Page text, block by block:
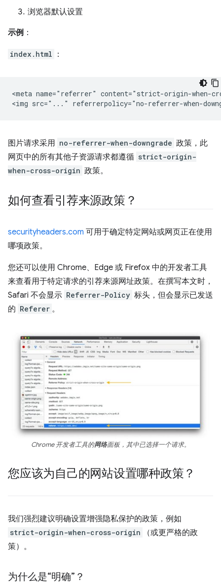
浏览器默认设置
示例 ：
index.html ：
<meta name="referrer" content="strict-origin-when-
图片请求采用 no-referrer-when-downgrade 政策，此
网页中的所有其他子资源请求都遵循 strict-origin-
when-cross-origin 政策。
如何查看引荐来源政策？
securityheaders.com 可用于确定特定网站或网页正在使用
哪项政策。
您还可以使用 Chrome、Edge 或 Firefox 中的开发者工具
来查看用于特定请求的引荐来源网址政策。在撰写本文时，
Safari 不会显示 Referrer-Policy 标头，但会显示已发送
的 Referer 。
Chrome 开发者工具的网络面板，其中已选择一个请求。
您应该为自己的网站设置哪种政策？
我们强烈建议明确设置增强隐私保护的政策，例如
strict-origin-when-cross-origin
（或更严格的政
策）。
为什么是“明确”？